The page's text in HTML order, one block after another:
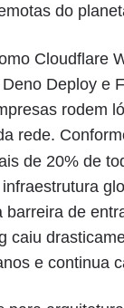
do
Cloudflare
Deploy e
rodem
rede.
de 20% de
barreira de
caiu
e continua